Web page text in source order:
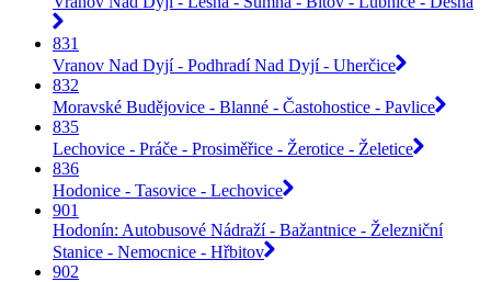
831
Vranov Nad Dyjí - Podhradí Nad Dyjí - Uherčice
832
Moravské Budějovice - Blanné - Častohostice - Pavlice
835
Lechovice - Práče - Prosiměřice - Žerotice - Želetice
836
Hodonice - Tasovice - Lechovice
901
Hodonín: Autobusové Nádraží - Bažantnice - Železniční
Stanice - Nemocnice - Hřbitov
902